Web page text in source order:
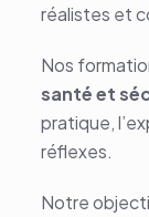
réalistes et
Nos
santé et
pratique,
réflexes.
Notre